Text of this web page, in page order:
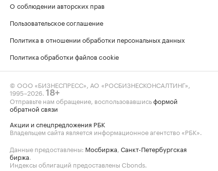
О соблюдении авторских прав
Пользовательское соглашение
Политика в отношении обработки персональных данных
Политика обработки файлов cookie
© ООО «БИЗНЕСПРЕСС», АО «РОСБИЗНЕСКОНСАЛТИНГ»,
1995–2026. 18+
Отправьте нам обращение, воспользовавшисьформой
обратной связи
Акции и спецпредложения РБК
Владельцем сайта является информационное агентство «РБК».
Данные предоставлены: Мосбиржа, Санкт-Петербургская
биржа.
Индексы облигаций предоставлены Cbonds.